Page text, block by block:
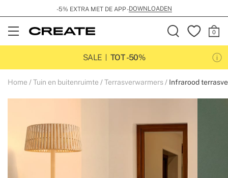
-5% EXTRA MET DE APP -DOWNLOADEN
Open
Menu
SALE
TOT -50%
Home Tuin en buitenruimte Terrasverwarmers Infrarood